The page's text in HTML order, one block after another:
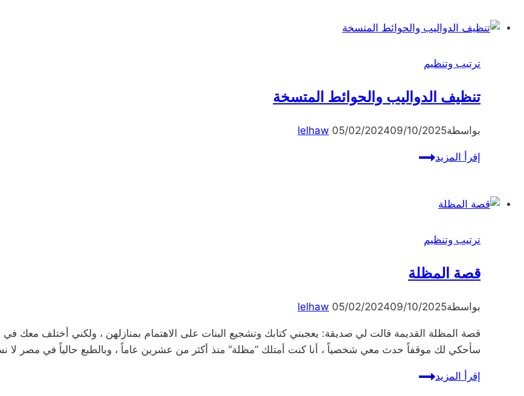
المواعين
ترتيب وتنظيم
تنظيف الدواليب والحوائط المتسخة
بواسطة lelhaw 05/02/202409/10/2025
إقرأ المزيدتنظيف
ترتيب وتنظيم
قصة المظلة
بواسطة lelhaw 05/02/202409/10/2025
قصة المظلة القديمة قالت لي صديقة: يعجبني كتابك وتشجيع البنات على الاهتمام بمنازلهن ، ولكني أختلف معك
سأحكي لك موقفاً حدث معي شخصياً ، أنا كنت أمتلك ”مظلة“ منذ أكثر من عشرين عاماً ، وبالطبع حالياً في مصر لا
إقرأ المزيدقصة